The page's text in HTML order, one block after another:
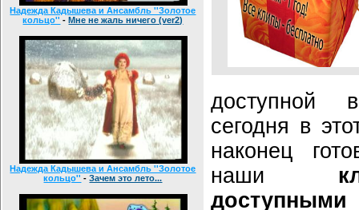
Надежда Кадышева и Ансамбль ''Золотое
кольцо'' -Мне не жаль ничего (ver2)
Надежда Кадышева и Ансамбль ''Золотое
кольцо'' -Зачем это лето...
сегодня в
наконец
наши